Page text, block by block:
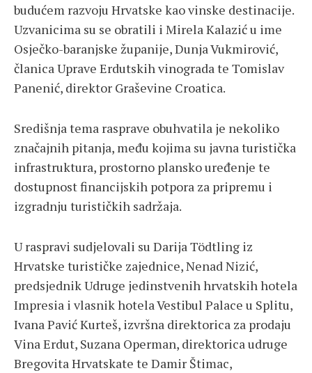
budućem razvoju Hrvatske kao vinske destinacije.
Uzvanicima su se obratili i Mirela Kalazić u ime
Osječko-baranjske županije, Dunja Vukmirović,
članica Uprave Erdutskih vinograda te Tomislav
Panenić, direktor Graševine Croatica.
Središnja tema rasprave obuhvatila je nekoliko
značajnih pitanja, među kojima su javna turistička
infrastruktura, prostorno plansko uređenje te
dostupnost financijskih potpora za pripremu i
izgradnju turističkih sadržaja.
U raspravi sudjelovali su Darija Tödtling iz
Hrvatske turističke zajednice, Nenad Nizić,
predsjednik Udruge jedinstvenih hrvatskih hotela
Impresia i vlasnik hotela Vestibul Palace u Splitu,
Ivana Pavić Kurteš, izvršna direktorica za prodaju
Vina Erdut, Suzana Operman, direktorica udruge
Bregovita Hrvatskate te Damir Štimac,